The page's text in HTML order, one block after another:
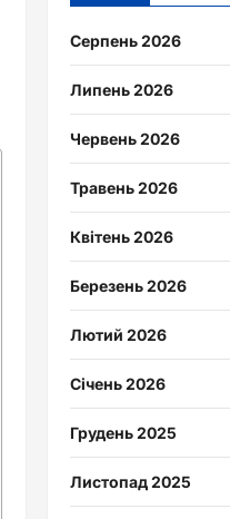
Серпень 2026
Липень 2026
Червень 2026
Травень 2026
Квітень 2026
Березень 2026
Лютий 2026
Січень 2026
Грудень 2025
Листопад 2025